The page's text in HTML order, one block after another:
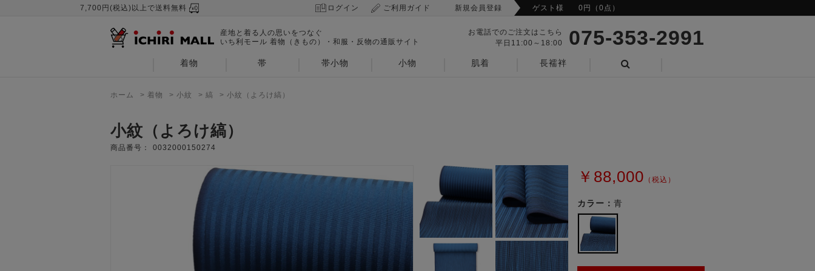
7,700円(税込)以上で送料無料 ログイン ご利用ガイド 新規会員登録 ゲスト様 0円（0点）
産地と着る人の思いをつなぐ
いち利モール 着物（きもの）・和服・反物の通販サイト
お電話でのご注文はこちら
平日11:00～18:00
075-353-2991
着物 帯 帯小物 小物 肌着
長襦袢
ホーム > 着物 > 小紋 > 縞 > 小紋（よろけ縞）
小紋（よろけ縞）
商品番号： 0032000150274
￥88,000 （税込）
カラー： 青